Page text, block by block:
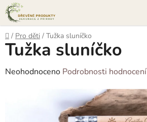
Přejít
na
obsah
Domů
/ Pro děti / Tužka sluníčko
Tužka sluníčko
Průměrné
Neohodnoceno Podrobnosti hodnocení